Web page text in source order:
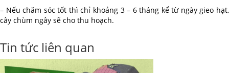
– Nếu chăm sóc tốt thì chỉ khoảng 3 – 6 tháng kể từ ngày gieo hạt,
cây chùm ngây sẽ cho thu hoạch.
Tin tức liên quan